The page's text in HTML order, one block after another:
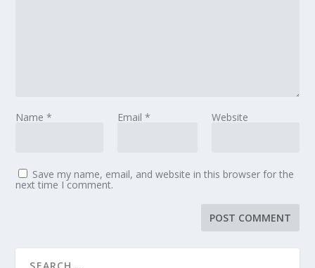
Name* Email * Website
Save my name, email, and website in this browser for the
next time I comment.